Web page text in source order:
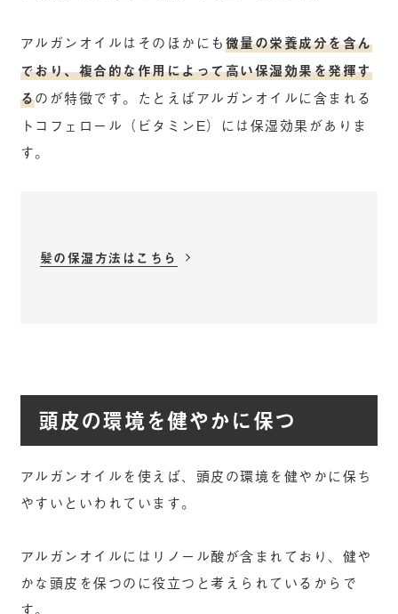
アルガンオイルはそのほかにも微量の栄養成分を含ん
でおり、複合的な作用によって高い保湿効果を発揮す
るのが特徴です。たとえばアルガンオイルに含まれる
トコフェロール（ビタミンE）には保湿効果がありま
す。
髪の保湿方法はこちら
頭皮の環境を健やかに保つ
アルガンオイルを使えば、頭皮の環境を健やかに保ち
やすいといわれています。
アルガンオイルにはリノール酸が含まれており、健や
かな頭皮を保つのに役立つと考えられているからで
す。